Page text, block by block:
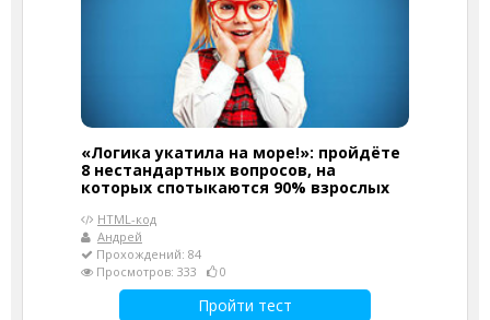
«Логика укатила на море!»: пройдёте
8 нестандартных вопросов, на
которых спотыкаются 90% взрослых
HTML-код
Андрей
Прохождений: 84
Просмотров: 333
0
Пройти тест